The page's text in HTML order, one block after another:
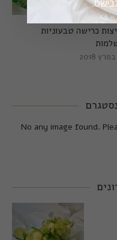
כרישה טבעוניות
No any image found.